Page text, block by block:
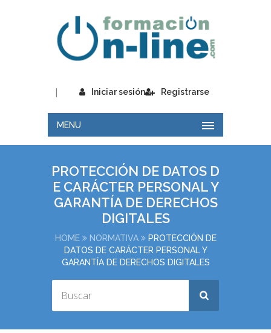
Iniciar sesión
| Registrarse
MENU
PROTECCIÓN DE DATOS D
E CARÁCTER PERSONAL Y
GARANTÍA DE DERECHOS
DIGITALES
HOME NORMATIVA
PROTECCIÓN DE
DATOS DE CARÁCTER PERSONAL Y
GARANTÍA DE DERECHOS DIGITALES